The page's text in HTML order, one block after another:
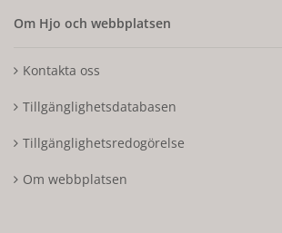
Om Hjo och webbplatsen
Kontakta oss
Tillgänglighetsdatabasen
Tillgänglighetsredogörelse
Om webbplatsen